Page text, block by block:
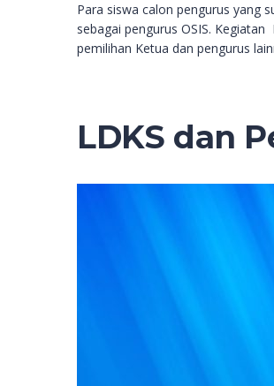
Para siswa calon pengurus yang
sebagai pengurus OSIS.
pemilihan Ketua dan pengurus
LDKS dan